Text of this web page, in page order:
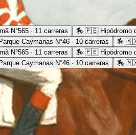
N°565 · 11 carreras 🏇 🇵🇪 Hipódromo
Caymanas N°46 · 10 carreras 🏇 🇲🇽
N°565 · 11 carreras 🏇 🇵🇪 Hipódromo
Caymanas N°46 · 10 carreras 🏇 🇲🇽